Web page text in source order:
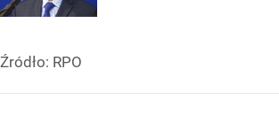
Źródło: RPO